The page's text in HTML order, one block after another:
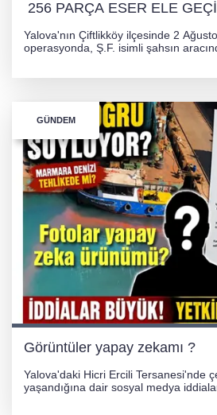
256 PARÇA ESER ELE
Yalova'nın Çiftlikköy ilçesinde 2
operasyonda, Ş.F. isimli şahsın
GÜNDEM
Görüntüler yapay zekamı ?
Yalova'daki Hicri Ercili Tersanesi'nde
yaşandığına dair sosyal medya